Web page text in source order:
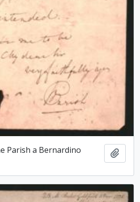
Parish a Bernardino